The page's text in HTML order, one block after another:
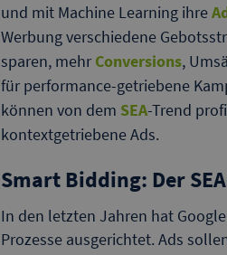
und mit Machine Learning ihre
Werbung verschiedene
sparen, mehr Conversions,
für performance-getriebene
können von dem SEA-Trend
kontextgetriebene Ads.
Smart Bidding: Der
In den letzten Jahren hat
Prozesse ausgerichtet. Ads